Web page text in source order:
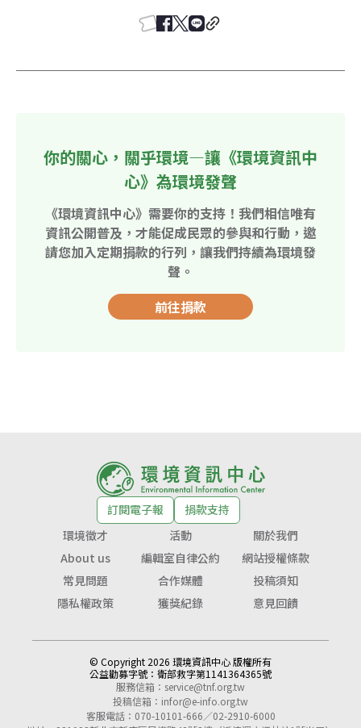
你的關心，關乎環境—讓《環境資訊中
心》為環境發聲
《環境資訊中心》需要你的支持！我們相信唯有
資訊公開普及，才能促成民眾的參與和行動，邀
請您加入定期捐款的行列，讓我們持續為環境發
聲。
前往捐款
訂閱電子報
捐款支持
環境徵才
活動
關於我們
About us
編輯室自律公約
網站授權條款
常見問題
合作媒體
投稿須知
隱私權政策
獲獎紀錄 意見回饋
© Copyright 2026 環境資訊中心 版權所有
公益勸募字號： 衛部救字第1141364365號
服務信箱： service@tnf.org.tw
投稿信箱： infor@e-info.org.tw
客服電話：070-10101-666／02-2910-6000